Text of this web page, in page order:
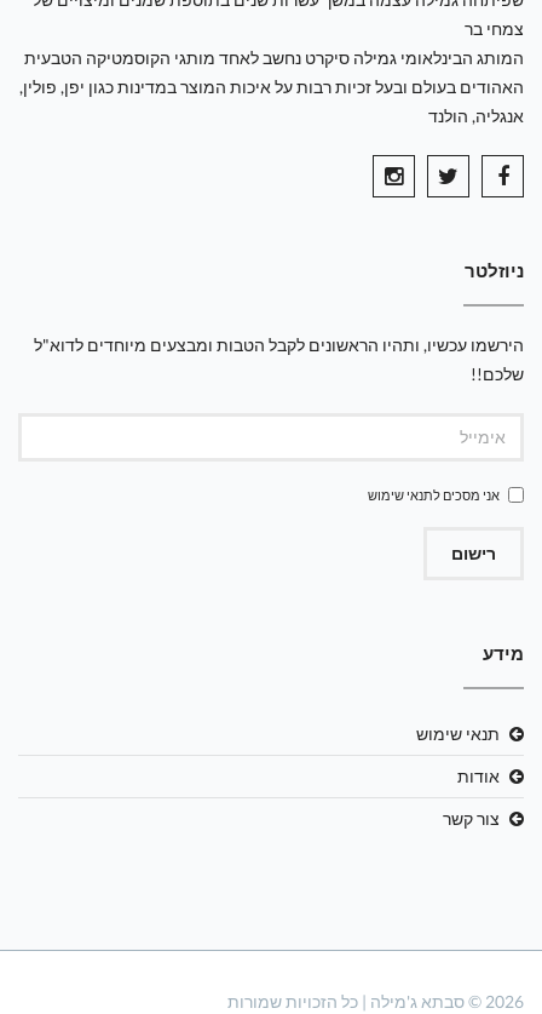
צמחי בר
המותג הבינלאומי גמילה סיקרט נחשב לאחד מותגי הקוסמטיקה הטבעית
האהודים בעולם ובעל זכיות רבות על איכות המוצר במדינות כגון יפן, פולין,
אנגליה, הולנד
ניוזלטר
הירשמו עכשיו, ותהיו הראשונים לקבל הטבות ומבצעים מיוחדים לדוא"ל
שלכם!!
אני מסכים לתנאי שימוש
רישום
מידע
תנאי שימוש
אודות
צור קשר
2026 © סבתא ג'מילה | כל הזכויות שמורות